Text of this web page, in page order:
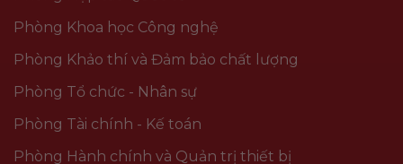
Phòng Khoa học Công nghệ
Phòng Khảo thí và Đảm bảo chất lượng
Phòng Tổ chức - Nhân sự
Phòng Tài chính - Kế toán
Phòng Hành chính và Quản trị thiết bị